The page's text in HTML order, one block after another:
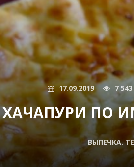
17.09.2019 7 543
ХАЧАПУРИ ПО
ВЫПЕЧКА.